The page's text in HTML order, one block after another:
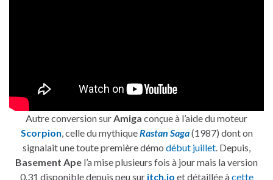
Autre conversion sur Amiga conçue à l’aide du moteur
Scorpion , celle du mythique Rastan Saga(1987) dont on
signalait une toute première démo début juillet . Depuis,
Basement Ape l’a mise plusieurs fois à jour mais la version
0.31 disponible depuis peu sur itch.io et détaillée àcette